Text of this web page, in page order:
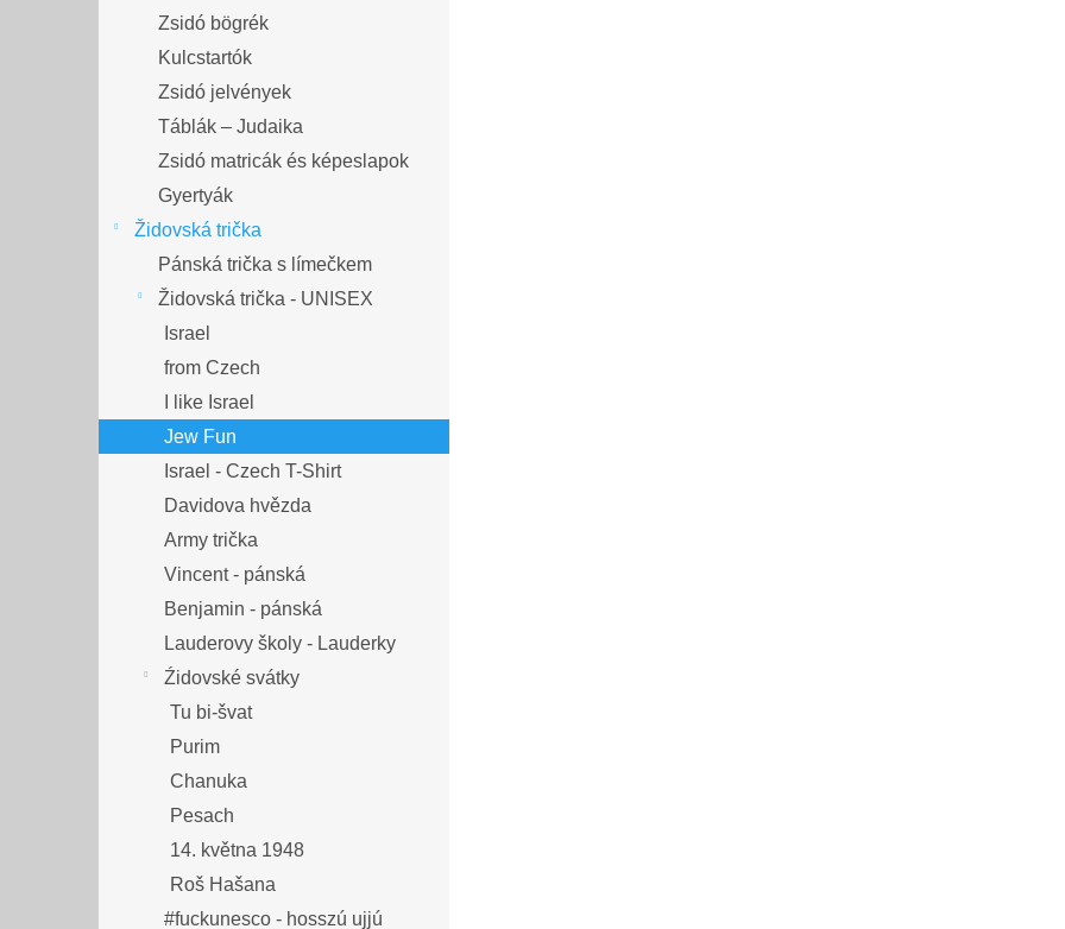
Zsidó bögrék
Kulcstartók
Zsidó jelvények
Táblák – Judaika
Zsidó matricák és képeslapok
Gyertyák
Židovská trička
Pánská trička s límečkem
Židovská trička - UNISEX
Israel
from Czech
I like Israel
Jew Fun
Israel - Czech T-Shirt
Davidova hvězda
Army trička
Vincent - pánská
Benjamin - pánská
Lauderovy školy - Lauderky
Źidovské svátky
Tu bi-švat
Purim
Chanuka
Pesach
14. května 1948
Roš Hašana
#fuckunesco - hosszú ujjú